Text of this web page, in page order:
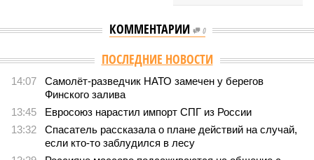
КОММЕНТАРИИ 0
Версия //Конфликт // В нескольких станциях от уже сданного
«Сказочного леса» пайщики ЖК «Станция Л» продолжают ждать от
компании Capital Group начала реальной достройки
В нескольких станциях от уже сданного «Сказочного
леса» пайщики ЖК «Станция Л» продолжают ждать от
«Станция ожидания» для дольщиков